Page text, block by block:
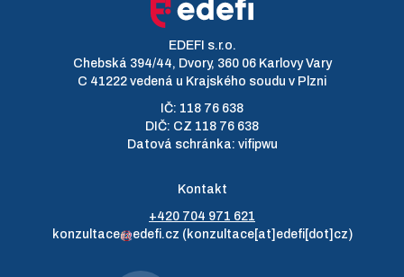
EDEFI s.r.o.
Chebská 394/44, Dvory, 360 06 Karlovy Vary
C 41222 vedená u Krajského soudu v Plzni
IČ: 118 76 638
DIČ: CZ 118 76 638
Datová schránka: vifipwu
Kontakt
+420 704 971 621
konzultace
edefi.cz (konzultace[at]edefi[dot]cz)